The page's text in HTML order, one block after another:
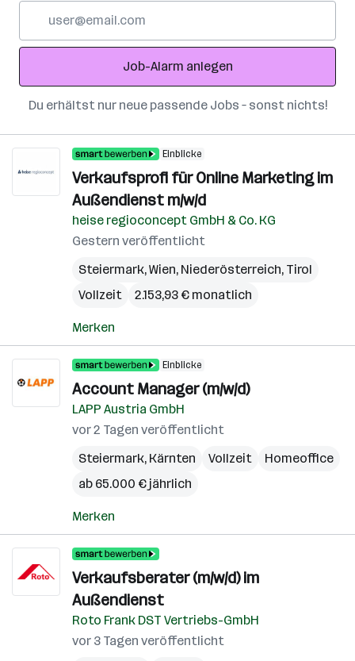
Adresse
Job-Alarm anlegen
Du erhältst nur neue passende Jobs – sonst nichts!
Einblicke
Verkaufsprofi für Online Marketing im
Außendienst m/w/d
heise regioconcept GmbH & Co. KG
Gestern veröffentlicht
Steiermark,Wien, Niederösterreich, Tirol
Vollzeit
2.153,93 € monatlich
Merken
Einblicke
Account Manager (m/w/d)
LAPP Austria GmbH
vor 2 Tagen veröffentlicht
Steiermark, Kärnten Vollzeit
Homeoffice
ab 65.000 € jährlich
Merken
Verkaufsberater (m/w/d) im
Außendienst
Roto Frank DST Vertriebs-GmbH
vor 3 Tagen veröffentlicht